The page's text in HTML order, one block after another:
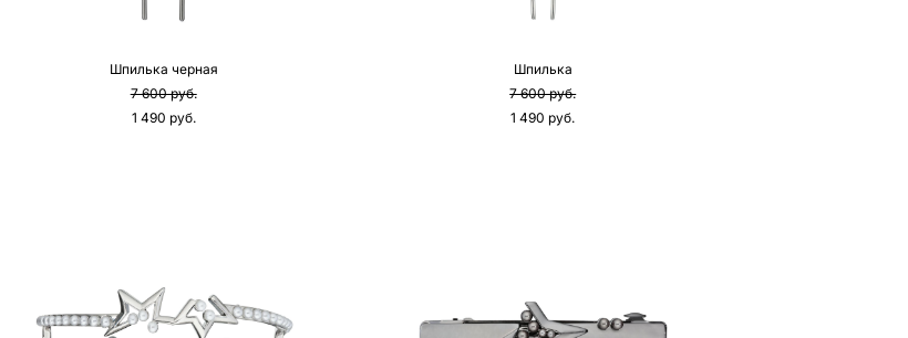
Шпилька черная
7 600 pуб.
1 490 pуб.
Шпилька
7 600 pуб.
1 490 pуб.